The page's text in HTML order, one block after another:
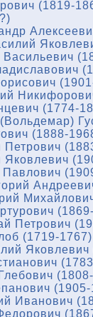
(1819-
(1774-
(1888-
Петрович
Яковлевич
Павлович
Петрович
(1719-1767)
Яковлевич
(1905-
Иванович